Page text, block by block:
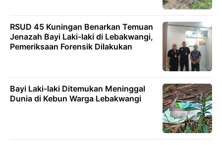
RSUD 45 Kuningan Benarkan Temuan
Jenazah Bayi Laki-laki di Lebakwangi,
Pemeriksaan Forensik Dilakukan
Bayi Laki-laki Ditemukan Meninggal
Dunia di Kebun Warga Lebakwangi